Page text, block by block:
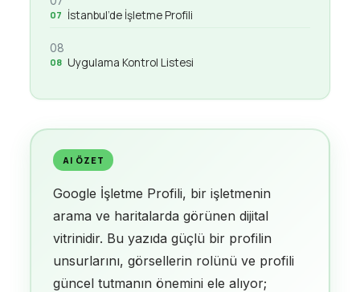
İstanbul’de İşletme Profili
08
Uygulama Kontrol Listesi
AI ÖZET
Google İşletme Profili, bir işletmenin
arama ve haritalarda görünen dijital
vitrinidir. Bu yazıda güçlü bir profilin
unsurlarını, görsellerin rolünü ve profili
güncel tutmanın önemini ele alıyor;